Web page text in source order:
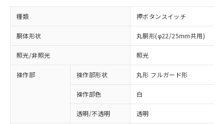
種類 押ボタンスイッチ
胴体形状 丸胴形(φ22/25mm共用)
照光/非照光 照光
操作部 操作部形状 丸形 フルガード形
操作部色 白
透明/不透明 透明